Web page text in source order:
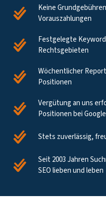
Keine
Vorauszahlungen
Festgelegte
Rechtsgebieten
Wöchentlicher
Positionen
Vergütung an uns
Positionen bei Google
Stets zuverlässig,
Seit 2003 Jahren
SEO lieben und leben